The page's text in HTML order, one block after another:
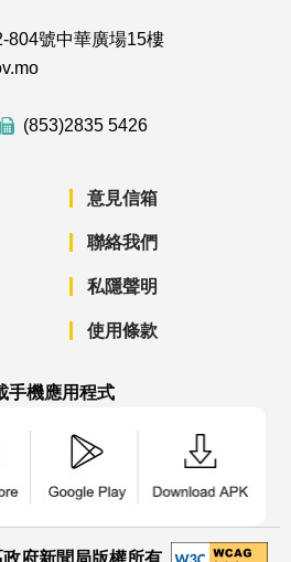
804號中華廣場15樓
(853)2835 5426
意見信箱
聯絡我們
私隱聲明
使用條款
手機應用程式